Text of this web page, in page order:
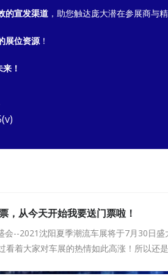
的宣发渠道 ，助您触达庞大潜在参展商与精
展位资源！
！
，从今天开始我要送门票啦！
--2021沈阳夏季潮流车展将于7月30日
看着大家对车展的热情如此高涨！所以还